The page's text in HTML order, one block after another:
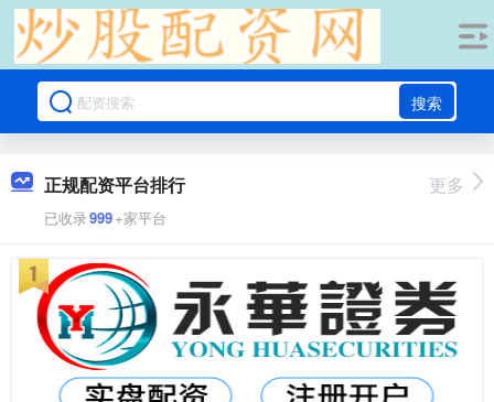
搜索
正规配资平台排行
已收录999+家平台
更多